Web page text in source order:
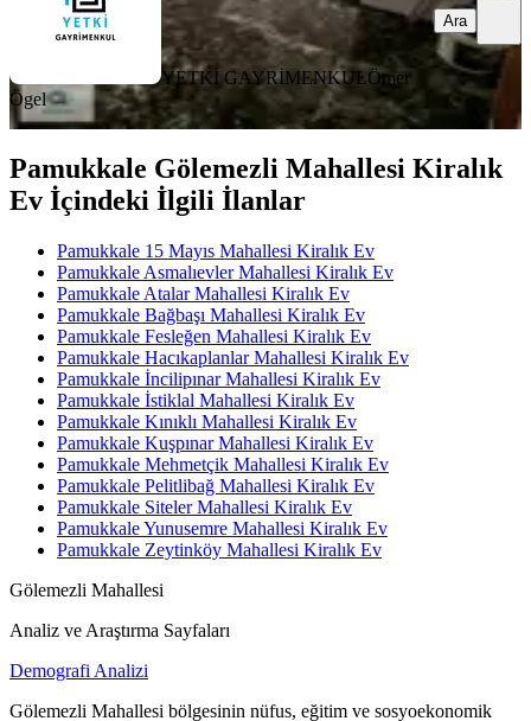
YETKİ GAYRİMENKULÖmer
Ögel
Ara
Pamukkale Gölemezli Mahallesi Kiralık
Ev İçindeki İlgili İlanlar
Pamukkale 15 Mayıs Mahallesi Kiralık Ev
Pamukkale Asmalıevler Mahallesi Kiralık Ev
Pamukkale Atalar Mahallesi Kiralık Ev
Pamukkale Bağbaşı Mahallesi Kiralık Ev
Pamukkale Fesleğen Mahallesi Kiralık Ev
Pamukkale Hacıkaplanlar Mahallesi Kiralık Ev
Pamukkale İncilipınar Mahallesi Kiralık Ev
Pamukkale İstiklal Mahallesi Kiralık Ev
Pamukkale Kınıklı Mahallesi Kiralık Ev
Pamukkale Kuşpınar Mahallesi Kiralık Ev
Pamukkale Mehmetçik Mahallesi Kiralık Ev
Pamukkale Pelitlibağ Mahallesi Kiralık Ev
Pamukkale Siteler Mahallesi Kiralık Ev
Pamukkale Yunusemre Mahallesi Kiralık Ev
Pamukkale Zeytinköy Mahallesi Kiralık Ev
Gölemezli Mahallesi
Analiz ve Araştırma Sayfaları
Demografi Analizi
Gölemezli Mahallesi bölgesinin nüfus, eğitim ve sosyoekonomik